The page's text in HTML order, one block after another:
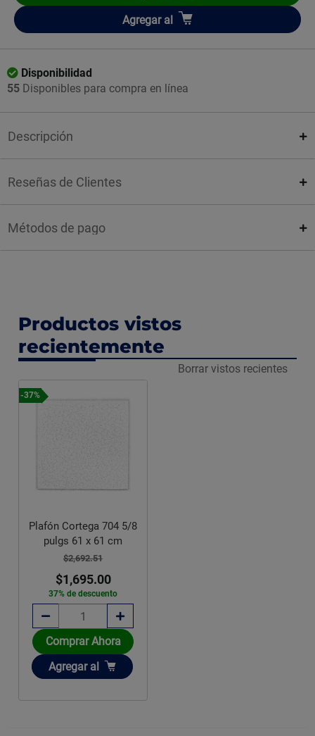
Añadir
Agregar al
Disponibilidad
55 Disponibles para compra en línea
Descripción
Reseñas de Clientes
Métodos de pago
Productos vistos
recientemente
Borrar vistos recientes
-37%
Plafón Cortega 704 5/8
pulgs 61 x 61 cm
$2,692.51
$1,695.00
37% de descuento
Comprar Ahora
Añadir
Agregar al